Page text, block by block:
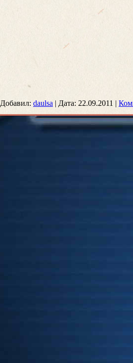
Добавил: daulsa | Дата: 22.09.2011 |